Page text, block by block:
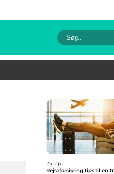
24. apr
Rejseforsikring tips til en